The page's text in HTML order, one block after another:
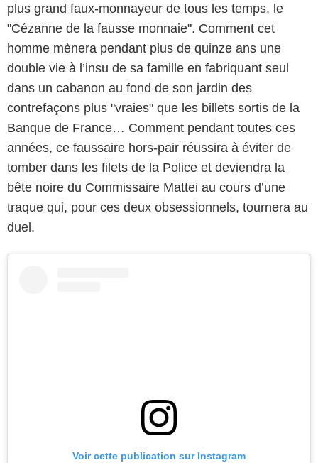
plus grand faux-monnayeur de tous les temps, le
"Cézanne de la fausse monnaie". Comment cet
homme mènera pendant plus de quinze ans une
double vie à l’insu de sa famille en fabriquant seul
dans un cabanon au fond de son jardin des
contrefaçons plus "vraies" que les billets sortis de la
Banque de France… Comment pendant toutes ces
années, ce faussaire hors-pair réussira à éviter de
tomber dans les filets de la Police et deviendra la
bête noire du Commissaire Mattei au cours d’une
traque qui, pour ces deux obsessionnels, tournera au
duel.
Voir cette publication sur Instagram